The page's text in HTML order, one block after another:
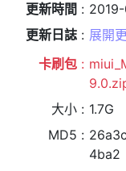
更新時間
更新日誌
展開
卡刷包
大小
1.7G
MD5
4ba2